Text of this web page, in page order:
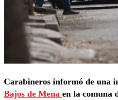
Carabineros informó de una
Bajos de Mena en la comuna